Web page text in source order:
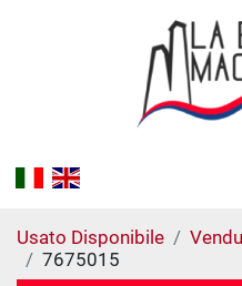
Usato Disponibile
7675015